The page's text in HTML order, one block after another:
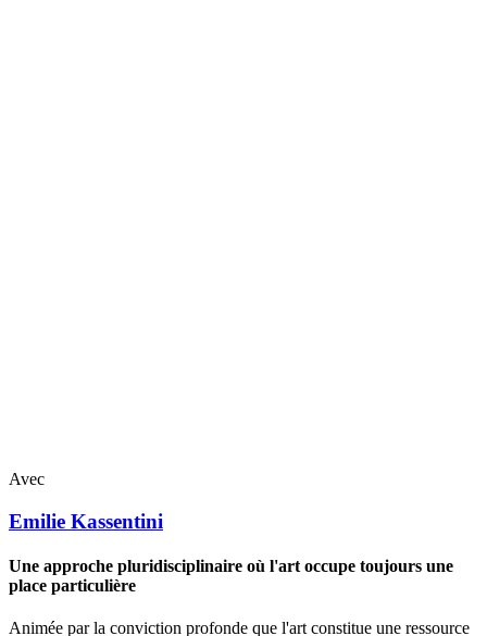
Avec
Emilie Kassentini
Une approche pluridisciplinaire où l'art occupe toujours une
place particulière
Animée par la conviction profonde que l'art constitue une ressource